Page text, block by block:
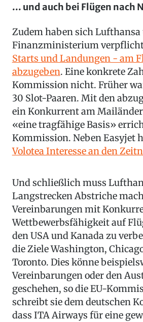
... und auch bei Flügen nach
Zudem haben sich Lufthansa
Finanzministerium
Starts und Landungen - am
abzugeben. Eine konkrete
Kommission nicht. Früher
30 Slot-Paaren. Mit den
ein Konkurrent am
«eine tragfähige Basis»
Kommission. Neben Easyjet
Volotea Interesse an den
Und schließlich muss
Langstrecken Abstriche
Vereinbarungen mit
Wettbewerbsfähigkeit auf
den USA und Kanada zu
die Ziele Washington,
Toronto. Dies könne
Vereinbarungen oder den
geschehen, so die EU-
schreibt sie dem deutschen
dass ITA Airways für eine